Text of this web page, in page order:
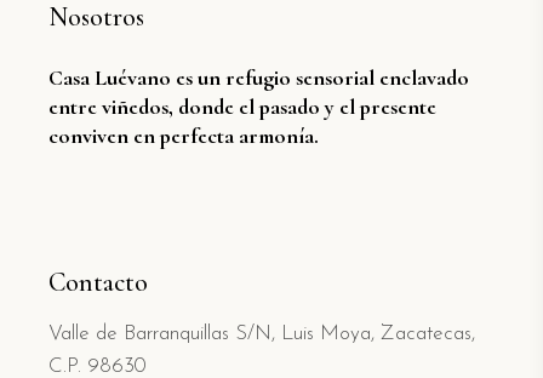
Nosotros
Casa Luévano es un refugio sensorial enclavado
entre viñedos, donde el pasado y el presente
conviven en perfecta armonía.
Contacto
Valle de Barranquillas S/N, Luis Moya, Zacatecas,
C.P. 98630